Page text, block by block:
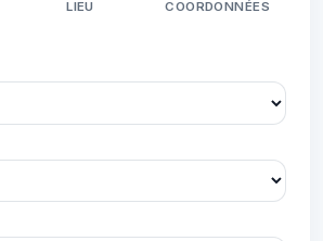
LIEU COORDONNÉES